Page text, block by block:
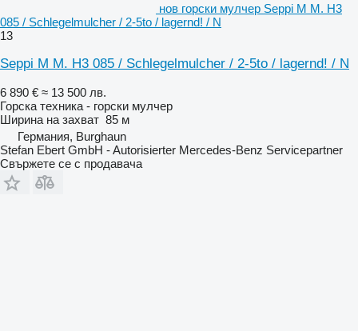
нов горски мулчер Seppi M M. H3
085 / Schlegelmulcher / 2-5to / lagernd! / N
13
Seppi M M. H3 085 / Schlegelmulcher / 2-5to / lagernd! / N
6 890 € ≈ 13 500 лв.
Горска техника - горски мулчер
Ширина на захват 85 м
Германия, Burghaun
Stefan Ebert GmbH - Autorisierter Mercedes-Benz Servicepartner
Свържете се с продавача